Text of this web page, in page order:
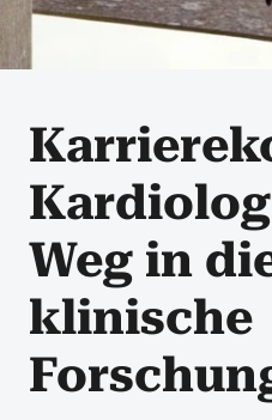
Weg in
klinische